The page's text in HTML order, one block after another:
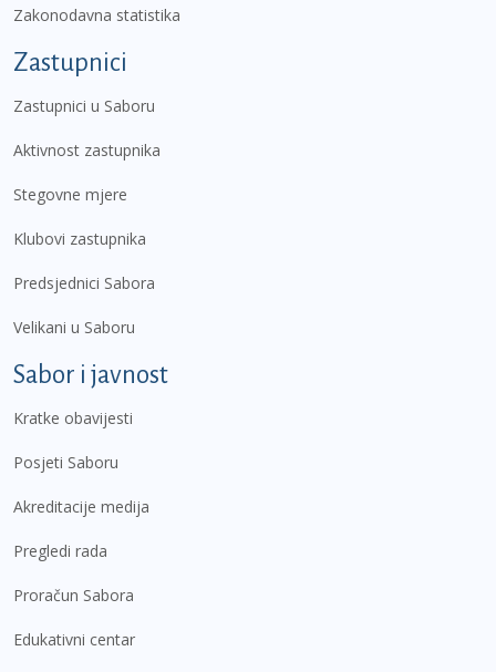
Zakonodavna statistika
Zastupnici
Zastupnici u Saboru
Aktivnost zastupnika
Stegovne mjere
Klubovi zastupnika
Predsjednici Sabora
Velikani u Saboru
Sabor i javnost
Kratke obavijesti
Posjeti Saboru
Akreditacije medija
Pregledi rada
Proračun Sabora
Edukativni centar